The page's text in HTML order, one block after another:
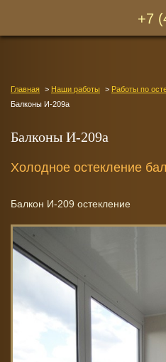
+7
Главная Наши работы
Работы по
Балконы И-209а
Балконы И-209а
Холодное остекление
Балкон И-209 остекление